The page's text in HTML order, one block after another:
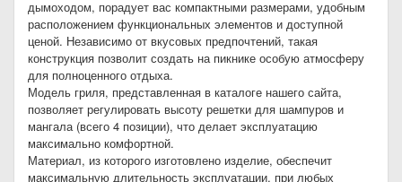
дымоходом, порадует вас компактными размерами, удобным
расположением функциональных элементов и доступной
ценой. Независимо от вкусовых предпочтений, такая
конструкция позволит создать на пикнике особую атмосферу
для полноценного отдыха.
Модель гриля, представленная в каталоге нашего сайта,
позволяет регулировать высоту решетки для шампуров и
мангала (всего 4 позиции), что делает эксплуатацию
максимально комфортной.
Материал, из которого изготовлено изделие, обеспечит
максимальную длительность эксплуатации, при любых